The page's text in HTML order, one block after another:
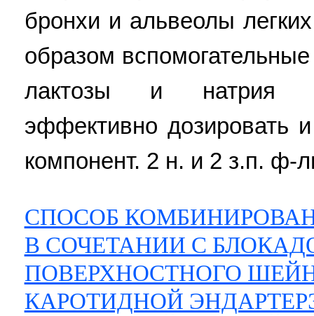
бронхи и альвеолы
образом
лактозы и натрия
эффективно дозировать
компонент. 2 н. и 2 з.п. ф-
СПОСОБ
В СОЧЕТАНИИ С
ПОВЕРХНОСТНОГО
КАРОТИДНОЙ